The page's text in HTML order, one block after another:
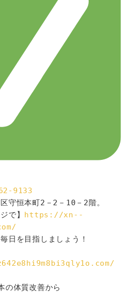
9133
守恒本町2－2－10－2階。
で】 https://xn--
日を目指しましょう！
の体質改善から